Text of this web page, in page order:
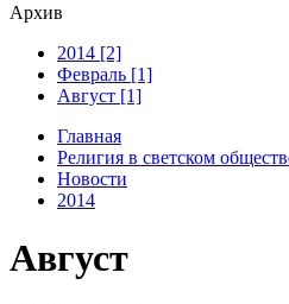
Архив
2014 [2]
Февраль [1]
Август [1]
Главная
Религия в светском
Новости
2014
Август